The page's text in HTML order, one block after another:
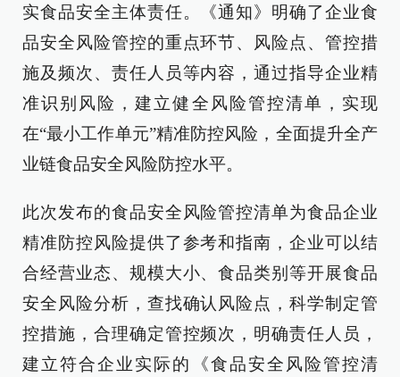
实食品安全主体责任。《通知》明确了企业食
品安全风险管控的重点环节、风险点、管控措
施及频次、责任人员等内容，通过指导企业精
准识别风险，建立健全风险管控清单，实现
在“最小工作单元”精准防控风险，全面提升全产
业链食品安全风险防控水平。
此次发布的食品安全风险管控清单为食品企业
精准防控风险提供了参考和指南，企业可以结
合经营业态、规模大小、食品类别等开展食品
安全风险分析，查找确认风险点，科学制定管
控措施，合理确定管控频次，明确责任人员，
建立符合企业实际的《食品安全风险管控清